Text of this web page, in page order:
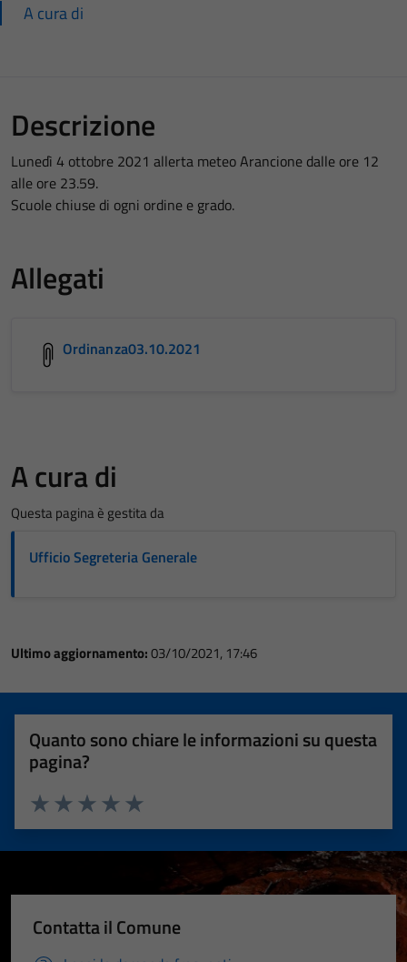
A cura di
Descrizione
Lunedì 4 ottobre 2021 allerta meteo Arancione dalle ore 12
alle ore 23.59.
Scuole chiuse di ogni ordine e grado.
Allegati
Ordinanza03.10.2021
A cura di
Questa pagina è gestita da
Ufficio Segreteria Generale
Ultimo aggiornamento:03/10/2021, 17:46
Quanto sono chiare le informazioni su questa
pagina?
Valuta 5 stelle su 5
Valuta 4 stelle su 5
Valuta 3 stelle su 5
Valuta 2 stelle su 5
Valuta 1 stelle su 5
Contatta il Comune